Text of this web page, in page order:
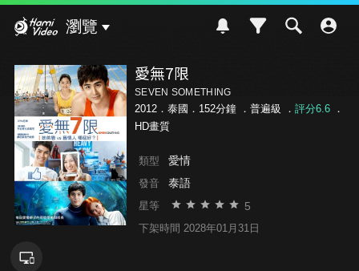
瀏覽
愛無7限
SEVEN SOMETHING
2012．泰國．152分鐘 ． 普遍級 ． 評分6.6．
HD畫質
類型 愛情
發音 泰語
星等 5
下架時間 2028年01月31日